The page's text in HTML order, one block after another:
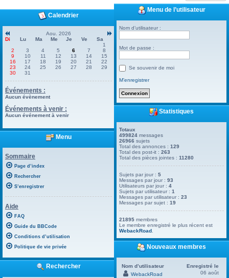
Calendrier
Aou. 2026
Di
Lu Ma Me Je Ve
Sa
1
2
3 4 5 6 7
8
9
10 11 12 13 14
15
16
17 18 19 20 21
22
23
24 25 26 27 28
29
30
31
Événements :
Aucun évènement
Événements à venir :
Aucun événement à venir
Menu
Sommaire
Page d’index
Rechercher
S’enregistrer
Aide
FAQ
Guide du BBCode
Conditions d’utilisation
Politique de vie privée
Rechercher
Menu de l’utilisateur
Nom d’utilisateur :
Mot de passe :
Se souvenir de moi
M’enregistrer
Statistiques
Totaux
499824 messages
26966 sujets
Total des annonces :129
Total des post-it :263
Total des pièces jointes :11280
Sujets par jour :5
Messages par jour :93
Utilisateurs par jour :4
Sujets par utilisateur :1
Messages par utilisateur :23
Messages par sujet :19
21895 membres
Le membre enregistré le plus récent est
WebackRoad
Nouveaux membres
Nom d’utilisateur
Enregistré le
WebackRoad
06 août